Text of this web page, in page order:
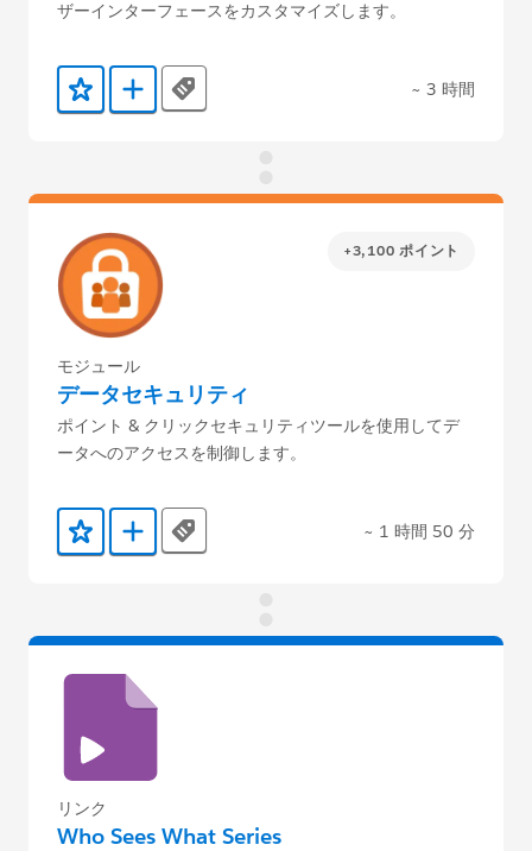
ザーインターフェースをカスタマイズします。
お気に入りに保存する
Trailmix に追加
Tags ~ 3 時間
+3,100 ポイント
モジュール
データセキュリティ
ポイント & クリックセキュリティツールを使用してデ
ータへのアクセスを制御します。
お気に入りに保存する
Trailmix に追加
Tags ~ 1 時間 50 分
リンク
Who Sees What Series